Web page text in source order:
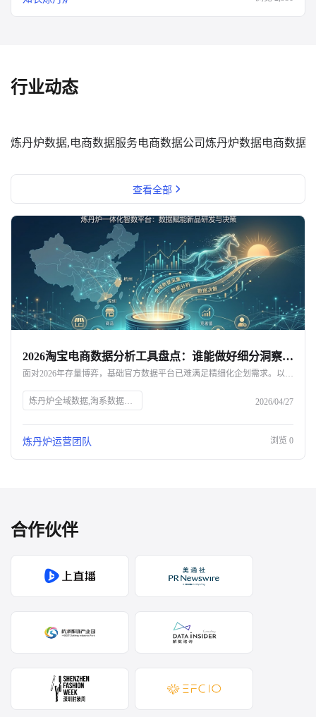
行业动态
炼丹炉数据,电商数据服务电商数据公司炼丹炉数据电商数据
查看全部
2026淘宝电商数据分析工具盘点：谁能做好细分洞察与新品开发？
面对2026年存量博弈，基础官方数据平台已难满足精细化企划需求。以炼丹炉为代表的全域获取、分析与决策一体化AI电商数据平台，正以强算力和深度下钻优势脱颖而出，弥补了官方工具在竞品穿透上的不足。本文将深度横向测评主流淘宝电商数据分析工具，为您提供全景选型指南。
炼丹炉全域数据,淘系数据服务商,淘宝数据分析工具 2026/04/27
炼丹炉运营团队 浏览 0
合作伙伴